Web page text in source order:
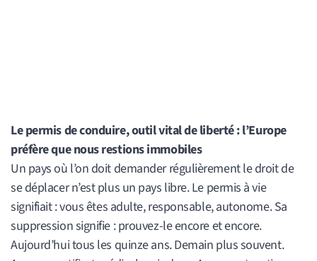
Le permis de conduire, outil vital de liberté : l’Europe
préfère que nous restions immobiles
Un pays où l’on doit demander régulièrement le droit de
se déplacer n’est plus un pays libre. Le permis à vie
signifiait : vous êtes adulte, responsable, autonome. Sa
suppression signifie : prouvez-le encore et encore.
Aujourd’hui tous les quinze ans. Demain plus souvent.